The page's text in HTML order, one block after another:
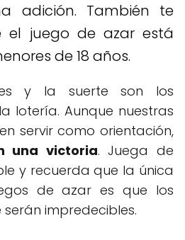
adición. También te
el juego de azar está
de 18 años.
y la suerte son los
lotería. Aunque nuestras
servir como orientación,
una victoria. Juega de
y recuerda que la única
de azar es que los
impredecibles.